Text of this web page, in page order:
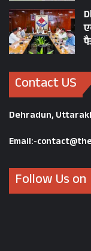
Contact US
Dehradun,
Email:-
Follow Us on